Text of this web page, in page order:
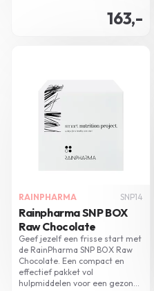
supplementen en een heerlijke
163,-
RAINPHARMA SNP14
Rainpharma SNP BOX
Raw Chocolate
Geef jezelf een frisse start met
de RainPharma SNP BOX Raw
Chocolate. Een compact en
effectief pakket vol
hulpmiddelen voor een gezonde